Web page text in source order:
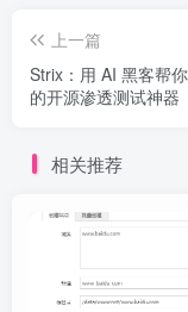
上一篇
Strix：用 AI 黑客帮
的开源渗透测试神器
相关推荐